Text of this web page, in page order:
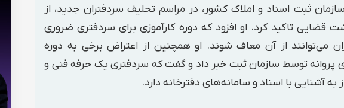
ثبت اسناد و املاک کشور، در مراسم تحلیف سردفتران جدید، از
قضایی تاکید کرد. او افزود که دوره کارآموزی برای سردفتری ضروری
می‌توانند از آن معاف شوند. او همچنین از اعتراض برخی به دوره
پروانه توسط سازمان ثبت خبر داد و گفت که سردفتری یک حرفه فنی و
آشنایی با اسناد و سامانه‌های دفترخانه دارد.